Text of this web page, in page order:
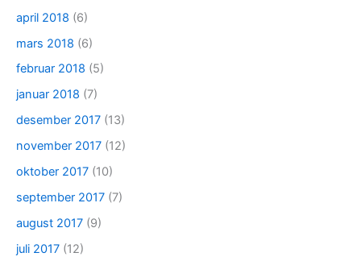
april 2018 (6)
mars 2018 (6)
februar 2018 (5)
januar 2018 (7)
desember 2017 (13)
november 2017 (12)
oktober 2017 (10)
september 2017 (7)
august 2017 (9)
juli 2017 (12)